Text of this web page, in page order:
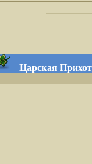
Царская